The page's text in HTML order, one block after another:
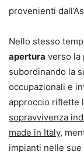
provenienti
Nello stesso
apertura verso la
subordinando la
occupazionali e
approccio riflette
sopravvivenza
made in Italy,
impianti nelle